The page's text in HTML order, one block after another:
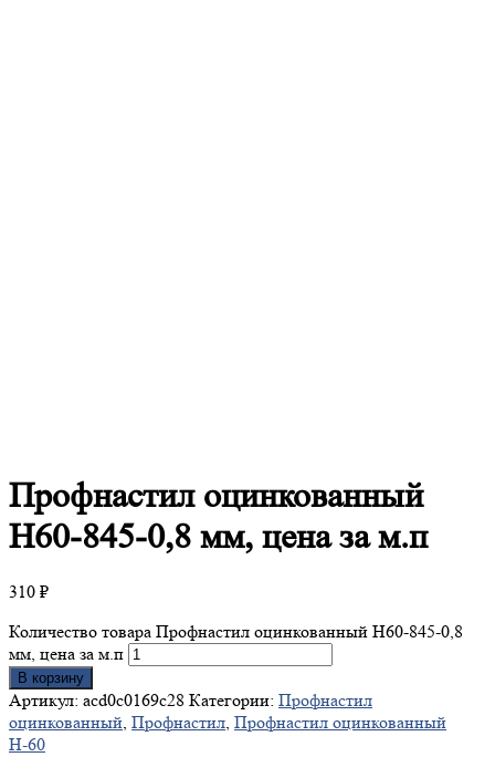
Профнастилоцинкованный
Н60-845-0,8 мм, цена за м.п
310 ₽
Количество товара Профнастил оцинкованный Н60-845-0,8
мм, цена за м.п
В корзину
Артикул: acd0c0169c28 Категории: Профнастил
оцинкованный, Профнастил, Профнастил оцинкованный
Н-60